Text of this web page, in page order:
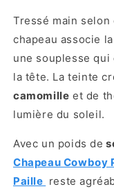
Tressé main
chapeau associe
une souplesse qui
la tête. La teinte
camomille et de
lumière du soleil.
Avec un poids de
Chapeau Cowboy
Paille reste